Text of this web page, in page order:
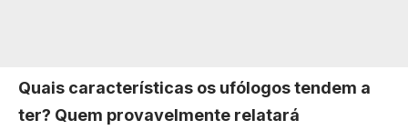
Quais características os ufólogos tendem a
ter? Quem provavelmente relatará